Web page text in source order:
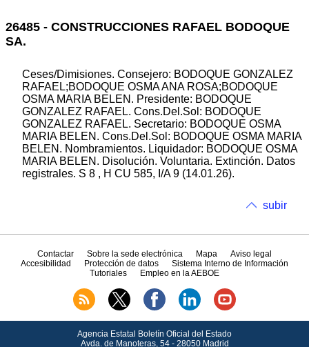
26485 - CONSTRUCCIONES RAFAEL BODOQUE
SA.
Ceses/Dimisiones. Consejero: BODOQUE GONZALEZ
RAFAEL;BODOQUE OSMA ANA ROSA;BODOQUE
OSMA MARIA BELEN. Presidente: BODOQUE
GONZALEZ RAFAEL. Cons.Del.Sol: BODOQUE
GONZALEZ RAFAEL. Secretario: BODOQUE OSMA
MARIA BELEN. Cons.Del.Sol: BODOQUE OSMA MARIA
BELEN. Nombramientos. Liquidador: BODOQUE OSMA
MARIA BELEN. Disolución. Voluntaria. Extinción. Datos
registrales. S 8 , H CU 585, I/A 9 (14.01.26).
subir
Contactar Sobre la sede electrónica Mapa
Aviso legal
Accesibilidad
Protección de datos
Sistema Interno de Información
Tutoriales
Empleo en la AEBOE
Agencia Estatal Boletín Oficial del Estado
Avda. de Manoteras, 54 - 28050 Madrid